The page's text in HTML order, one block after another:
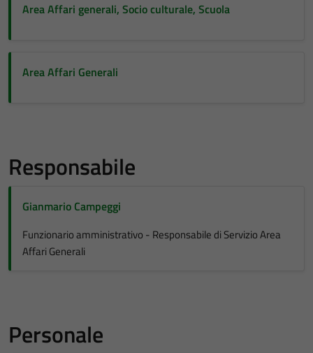
Area Affari generali, Socio culturale, Scuola
Area Affari Generali
Responsabile
Gianmario Campeggi
Funzionario amministrativo - Responsabile di Servizio Area
Affari Generali
Personale